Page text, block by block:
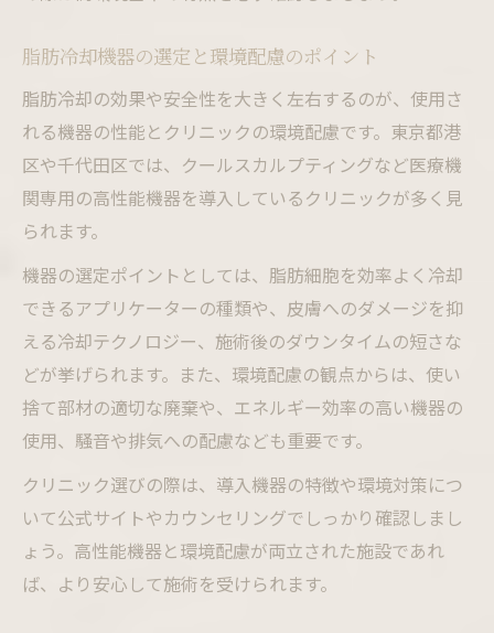
脂肪冷却機器の選定と環境配慮のポイント
脂肪冷却の効果や安全性を大きく左右するのが、使用さ
れる機器の性能とクリニックの環境配慮です。東京都港
区や千代田区では、クールスカルプティングなど医療機
関専用の高性能機器を導入しているクリニックが多く見
られます。
機器の選定ポイントとしては、脂肪細胞を効率よく冷却
できるアプリケーターの種類や、皮膚へのダメージを抑
える冷却テクノロジー、施術後のダウンタイムの短さな
どが挙げられます。また、環境配慮の観点からは、使い
捨て部材の適切な廃棄や、エネルギー効率の高い機器の
使用、騒音や排気への配慮なども重要です。
クリニック選びの際は、導入機器の特徴や環境対策につ
いて公式サイトやカウンセリングでしっかり確認しまし
ょう。高性能機器と環境配慮が両立された施設であれ
ば、より安心して施術を受けられます。